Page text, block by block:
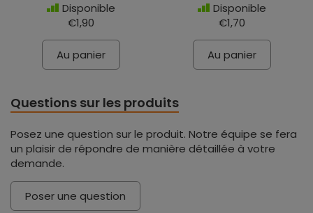
Disponible
€1,90
Au panier
Disponible
€1,70
Au panier
Questions sur les produits
Posez une question sur le produit. Notre équipe se fera
un plaisir de répondre de manière détaillée à votre
demande.
Poser une question